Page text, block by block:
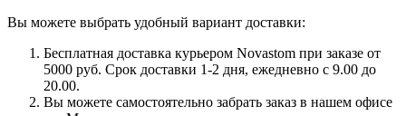
Вы можете выбрать удобный вариант доставки:
Бесплатная доставка курьером Novastom при заказе от
5000 руб. Срок доставки 1-2 дня, ежедневно с 9.00 до
20.00.
Вы можете самостоятельно забрать заказ в нашем офисе